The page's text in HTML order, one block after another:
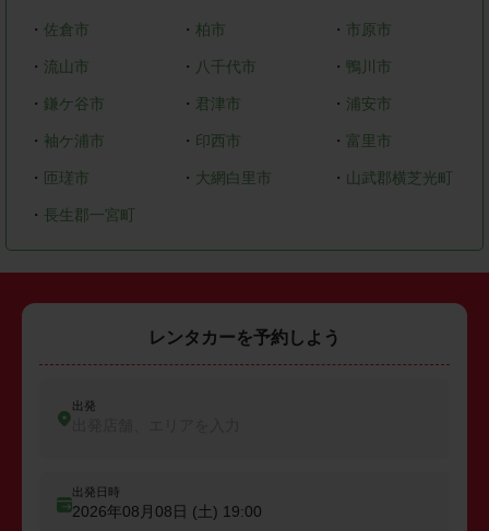
・ 佐倉市 ・ 柏市 ・ 市原市
・ 流山市 ・ 八千代市 ・ 鴨川市
・ 鎌ケ谷市 ・ 君津市 ・ 浦安市
・ 袖ケ浦市 ・ 印西市 ・ 富里市
・ 匝瑳市 ・ 大網白里市 ・ 山武郡横芝光町
・ 長生郡一宮町
レンタカーを予約しよう
出発
出発日時
2026年08月08日 (土) 19:00